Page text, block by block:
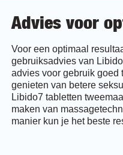
Advies voor
Voor een optimaal
gebruiksadvies van
advies voor gebruik goed
genieten van betere
Libido7 tabletten
maken van
manier kun je het beste